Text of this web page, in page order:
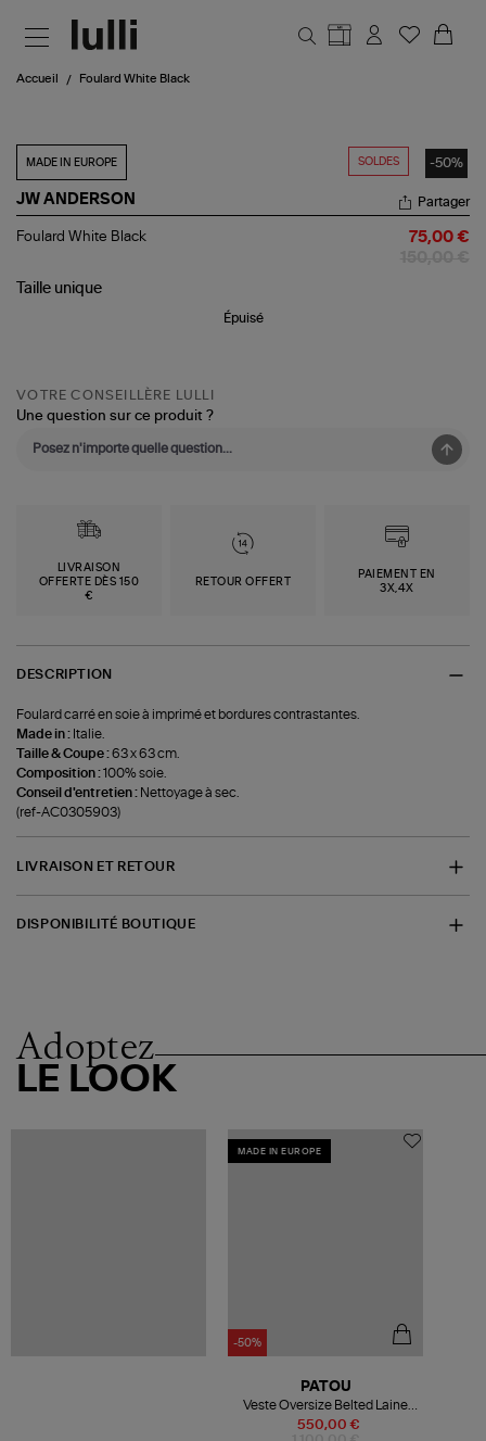
Accueil Foulard White Black
SOLDES -50%
MADE IN EUROPE
JW ANDERSON
Foulard
Partager
Foulard White Black 75,00 €
Taille unique
Épuisé
VOTRE CONSEILLÈRE LULLI
Une question sur ce produit ?
LIVRAISON
OFFERTE DÈS 150
€
RETOUR OFFERT
PAIEMENT EN
3X,4X
DESCRIPTION
Foulard carré en soie à imprimé et bordures contrastantes.
Made in : Italie.
Taille & Coupe :63 x 63 cm.
Composition :100% soie.
Conseil d'entretien : Nettoyage à sec.
(ref-AC0305903)
LIVRAISON ET RETOUR
DISPONIBILITÉ BOUTIQUE
Adoptez
LE LOOK
MADE IN EUROPE
-50%
550,00 €
PATOU
Veste Oversize Belted Laine
Vert